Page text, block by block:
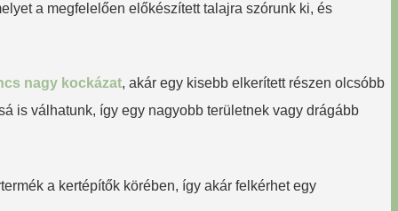
a megfelelően előkészített talajra szórunk ki, és
nagy kockázat, akár egy kisebb elkerített részen olcsóbb
is válhatunk, így egy nagyobb területnek vagy drágább
a kertépítők körében, így akár felkérhet egy